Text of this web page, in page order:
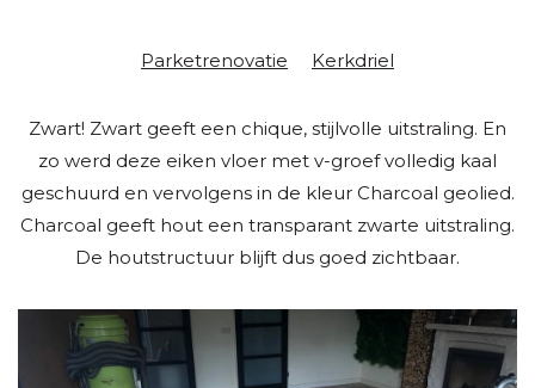
Parketrenovatie Kerkdriel
Zwart! Zwart geeft een chique, stijlvolle uitstraling. En
zo werd deze eiken vloer met v-groef volledig kaal
geschuurd en vervolgens in de kleur Charcoal geolied.
Charcoal geeft hout een transparant zwarte uitstraling.
De houtstructuur blijft dus goed zichtbaar.